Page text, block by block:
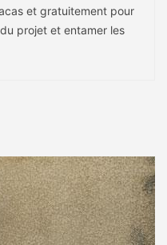
et gratuitement pour
projet et entamer les